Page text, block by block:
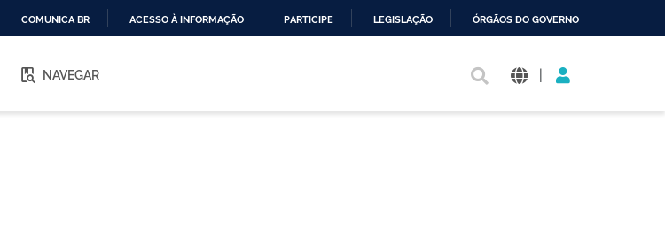
O
COMUNICA BR ACESSO À INFORMAÇÃO PARTICIPE LEGISLAÇÃO ÓRGÃOS DO GOVERNO
NAVEGAR |